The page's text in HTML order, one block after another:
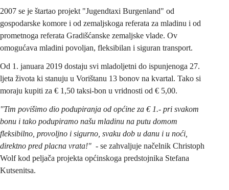
2007 se je štartao projekt "Jugendtaxi Burgenland" od
gospodarske komore i od zemaljskoga referata za mladinu i od
prometnoga referata Gradišćanske zemaljske vlade. Ov
omogućava mladini povoljan, fleksibilan i siguran transport.
Od 1. januara 2019 dostaju svi mladoljetni do ispunjenoga 27.
ljeta života ki stanuju u Vorištanu 13 bonov na kvartal. Tako si
moraju kupiti za € 1,50 taksi-bon u vridnosti od € 5,00.
"Tim povišimo dio podupiranja od općine za € 1.- pri svakom
bonu i tako podupiramo našu mladinu na putu domom
fleksibilno, provoljno i sigurno, svaku dob u danu i u noći,
direktno pred placna vrata!"  - se zahvaljuje načelnik Christoph
Wolf kod peljača projekta općinskoga predstojnika Stefana
Kutsenitsa.